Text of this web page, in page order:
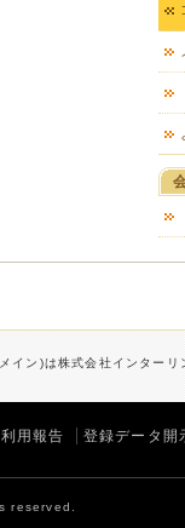
ン)は株式会社インターリ
用報告 登録データ開
reserved.